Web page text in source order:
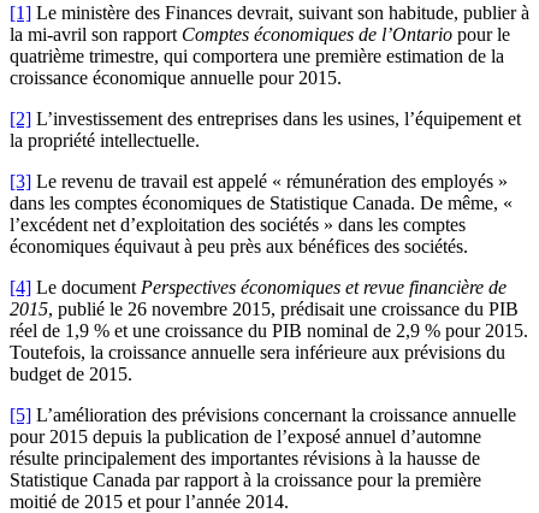
[1] Le ministère des Finances devrait, suivant son habitude, publier à
la mi-avril son rapport Comptes économiques de l’Ontario pour le
quatrième trimestre, qui comportera une première estimation de la
croissance économique annuelle pour 2015.
[2] L’investissement des entreprises dans les usines, l’équipement et
la propriété intellectuelle.
[3] Le revenu de travail est appelé « rémunération des employés »
dans les comptes économiques de Statistique Canada. De même, «
l’excédent net d’exploitation des sociétés » dans les comptes
économiques équivaut à peu près aux bénéfices des sociétés.
[4] Le document Perspectives économiques et revue financière de
2015, publié le 26 novembre 2015, prédisait une croissance du PIB
réel de 1,9 % et une croissance du PIB nominal de 2,9 % pour 2015.
Toutefois, la croissance annuelle sera inférieure aux prévisions du
budget de 2015.
[5] L’amélioration des prévisions concernant la croissance annuelle
pour 2015 depuis la publication de l’exposé annuel d’automne
résulte principalement des importantes révisions à la hausse de
Statistique Canada par rapport à la croissance pour la première
moitié de 2015 et pour l’année 2014.